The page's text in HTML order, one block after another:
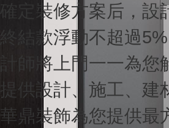
確定裝修方案后，設
終結款浮動不超過
計師將上門一一為您
提供設計、施工
華鼎裝飾為您提供最